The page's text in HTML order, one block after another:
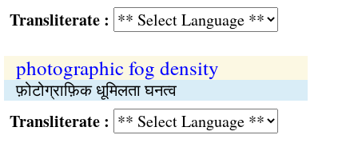
:
photographic fog density
फ़ोटोग्राफ़िक धूमिलता घनत्व
: